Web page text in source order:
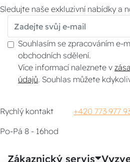
Sledujte naše exkluzivní nabídky a
Souhlasím se zpracováním e-
obchodních sdělení.
Více informací naleznete v
údajů . Souhlas můžete
Rychlý kontakt +420 773 977
Po-Pá 8 - 16hod
Zákaznický servis